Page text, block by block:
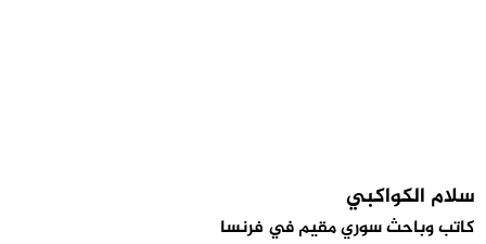
سلام الكواكبي
كاتب وباحث سوري مقيم في فرنسا